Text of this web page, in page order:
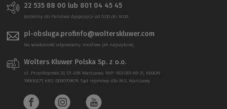
22 535 88 00 lub 801 04 45 45
Jesteśmy do Państwa dyspozycji od 8:00 do 16:00
pl-obsluga.profinfo@wolterskluwer.com
Na wiadomość odpowiemy możliwe jak najszybciej.
Wolters Kluwer Polska Sp. z o.o.
ul. Przyokopowa 33, 01-208 Warszawa; NIP: 583-001-89-31, REGON:
190610277, KRS: 0000709879, Sąd rejonowy dla M.S. Warszawy